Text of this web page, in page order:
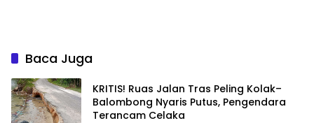
Baca Juga
KRITIS! Ruas Jalan Tras Peling Kolak–
Balombong Nyaris Putus, Pengendara
Terancam Celaka